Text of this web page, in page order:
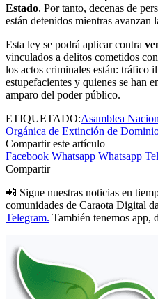
Estado. Por tanto, decenas de
están detenidos mientras avanzan
Esta ley se podrá aplicar contra
vinculados a delitos cometidos
los actos criminales están: tráfico
estupefacientes y quienes se han
amparo del poder público.
ETIQUETADO:Asamblea
Orgánica de Extinción de
Compartir este artículo
Facebook Whatsapp Whatsapp
Compartir
📲 Sigue nuestras noticias en
comunidades de Caraota Digital
Telegram. También tenemos app,